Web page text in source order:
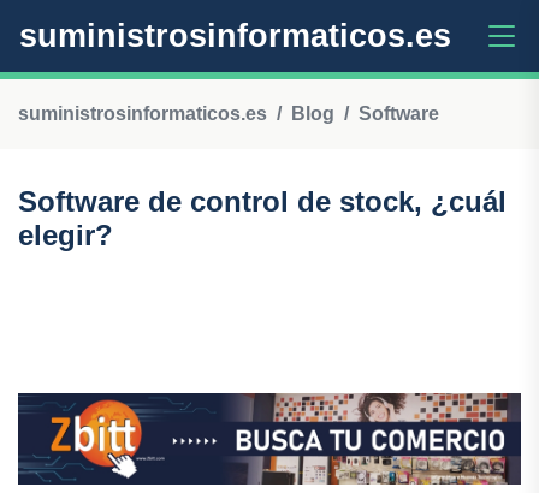
suministrosinformaticos.es
suministrosinformaticos.es Blog Software
Software de control de stock, ¿cuál
elegir?